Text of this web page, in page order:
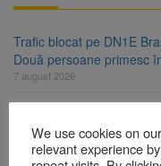
Trafic blocat pe DN1E
Două persoane primesc
7 august 2026
Brașov după plata
7 august 2026
We use cookies on
relevant experience